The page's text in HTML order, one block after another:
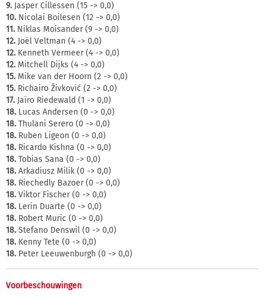
9.Jasper Cillessen (15 -> 0,0)
10.Nicolai Boilesen (12 -> 0,0)
11.Niklas Moisander (9 -> 0,0)
12.Joël Veltman (4 -> 0,0)
12.Kenneth Vermeer (4 -> 0,0)
12.Mitchell Dijks (4 -> 0,0)
15.Mike van der Hoorn (2 -> 0,0)
15.Richairo Živković (2 -> 0,0)
17.Jaïro Riedewald (1 -> 0,0)
18.Lucas Andersen (0 -> 0,0)
18.Thulani Serero (0 -> 0,0)
18.Ruben Ligeon (0 -> 0,0)
18.Ricardo Kishna (0 -> 0,0)
18.Tobias Sana (0 -> 0,0)
18.Arkadiusz Milik (0 -> 0,0)
18.Riechedly Bazoer (0 -> 0,0)
18.Viktor Fischer (0 -> 0,0)
18.Lerin Duarte (0 -> 0,0)
18.Robert Muric (0 -> 0,0)
18.Stefano Denswil (0 -> 0,0)
18.Kenny Tete (0 -> 0,0)
18.Peter Leeuwenburgh (0 -> 0,0)
Voorbeschouwingen